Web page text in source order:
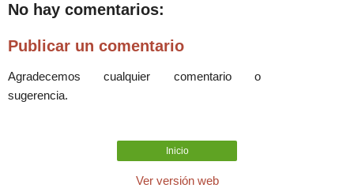
No hay comentarios:
Publicar un comentario
Agradecemos cualquier comentario o
sugerencia.
Inicio
Ver versión web